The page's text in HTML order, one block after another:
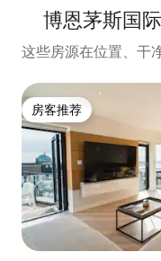
博恩茅斯国
这些房源在位置、干
房客推荐
房客推荐